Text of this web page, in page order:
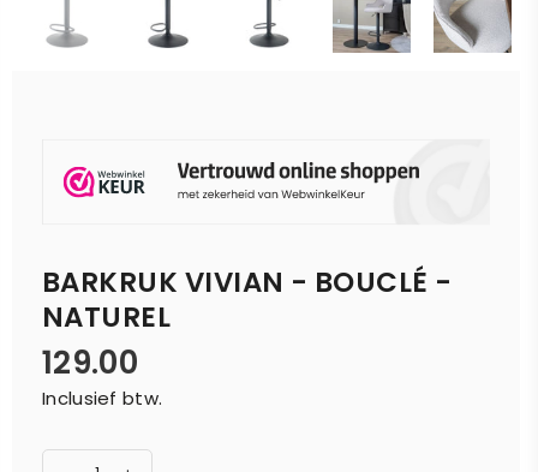
BARKRUK VIVIAN - BOUCLÉ -
NATUREL
Normale
prijs
129.00
Inclusief btw.